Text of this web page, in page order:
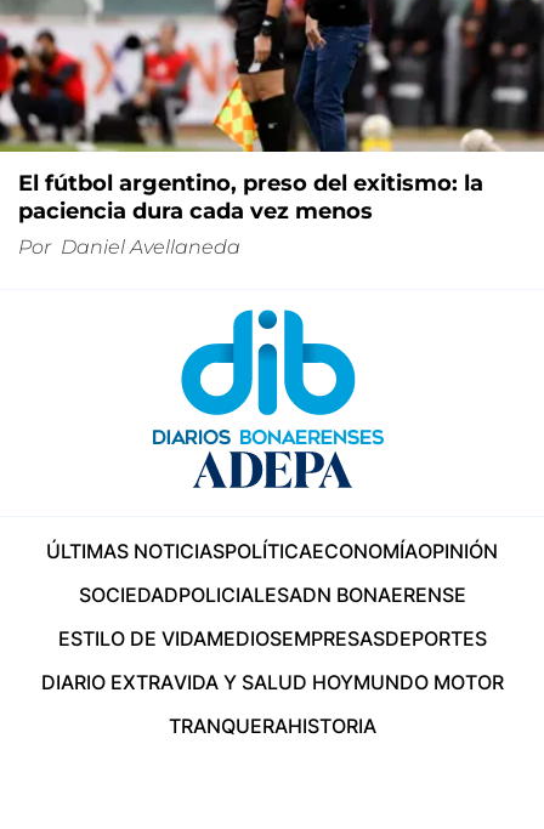
El fútbol argentino, preso del exitismo: la
paciencia dura cada vez menos
Por Daniel Avellaneda
ÚLTIMAS NOTICIASPOLÍTICAECONOMÍAOPINIÓN
SOCIEDADPOLICIALESADN BONAERENSE
ESTILO DE VIDAMEDIOSEMPRESASDEPORTES
DIARIO EXTRAVIDA Y SALUD HOYMUNDO MOTOR
TRANQUERAHISTORIA